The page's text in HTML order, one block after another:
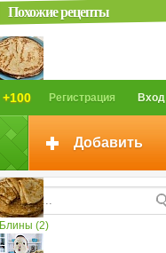
Вход
Регистрация
+100
Добавить
Похожие рецепты
Ароматные...
Блины
Блины (2)